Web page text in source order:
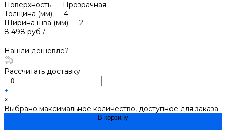
Поверхность — Прозрачная
Толщина (мм) — 4
Ширина шва (мм) — 2
8 498 руб /
Нашли дешевле?
Рассчитать доставку
-
+
×
Выбрано максимальное количество, доступное для заказа
В корзину